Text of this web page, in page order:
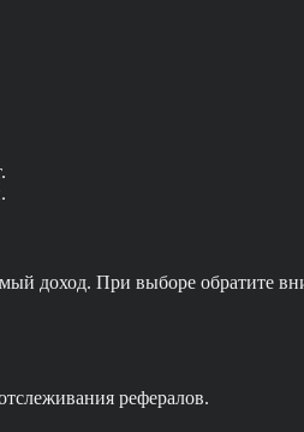
доход. При выборе обратите
рефералов.